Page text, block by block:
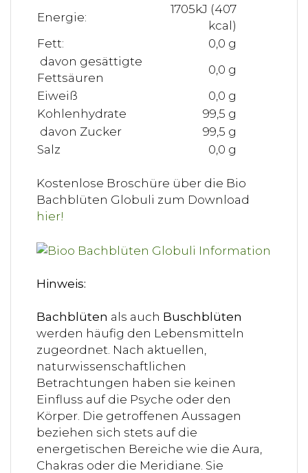
Energie:
1705kJ (407
kcal)
Fett:
0,0 g
davon gesättigte
Fettsäuren
0,0 g
Eiweiß
0,0 g
Kohlenhydrate
99,5 g
davon Zucker
99,5 g
Salz
0,0 g
Kostenlose Broschüre über die Bio
Bachblüten Globuli zum Download
hier!
Hinweis:
Bachblüten als auch Buschblüten
werden häufig den Lebensmitteln
zugeordnet. Nach aktuellen,
naturwissenschaftlichen
Betrachtungen haben sie keinen
Einfluss auf die Psyche oder den
Körper. Die getroffenen Aussagen
beziehen sich stets auf die
energetischen Bereiche wie die Aura,
Chakras oder die Meridiane. Sie